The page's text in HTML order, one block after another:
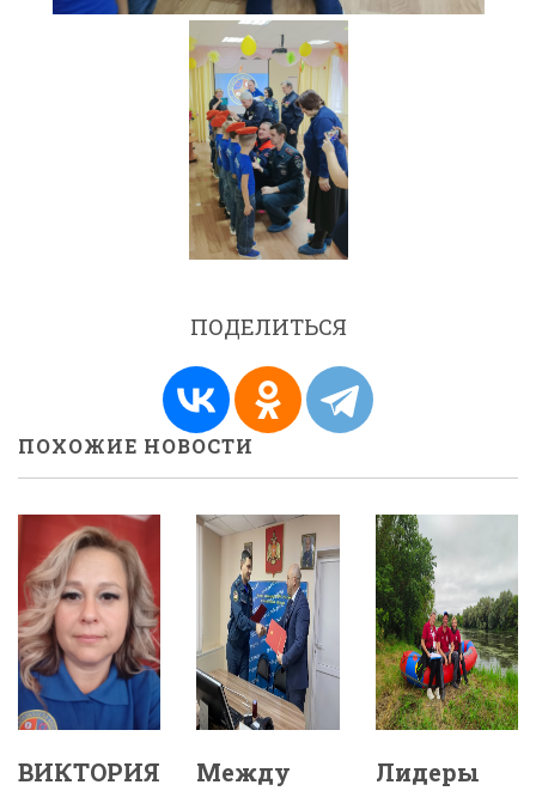
ПОДЕЛИТЬСЯ
ПОХОЖИЕ НОВОСТИ
ВИКТОРИЯ
Между
Лидеры